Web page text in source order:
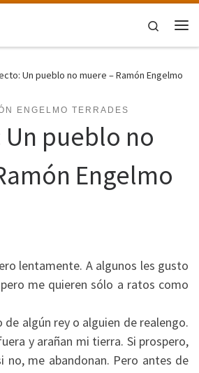
Search
Un pueblo no muere – Ramón Engelmo
ENGELMO TERRADES
pueblo no
Engelmo
lentamente. A algunos les gusto
me quieren sólo a ratos como
de algún rey o alguien de realengo.
y arañan mi tierra. Si prospero,
no, me abandonan. Pero antes de